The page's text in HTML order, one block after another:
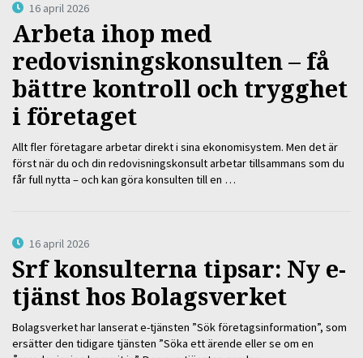
16 april 2026
Arbeta ihop med
redovisningskonsulten – få
bättre kontroll och trygghet
i företaget
Allt fler företagare arbetar direkt i sina ekonomisystem. Men det är
först när du och din redovisningskonsult arbetar tillsammans som du
får full nytta – och kan göra konsulten till en …
16 april 2026
Srf konsulterna tipsar: Ny e-
tjänst hos Bolagsverket
Bolagsverket har lanserat e-tjänsten ”Sök företagsinformation”, som
ersätter den tidigare tjänsten ”Söka ett ärende eller se om en